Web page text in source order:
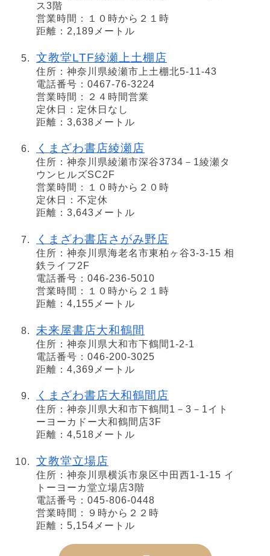
ス3階
営業時間：１０時から２１時
距離：2,189メートル
文教堂LTF綾瀬上土棚店
住所：神奈川県綾瀬市上土棚北5-11-43
電話番号：0467-76-3224
営業時間：２４時間営業
定休日：定休日なし
距離：3,638メートル
くまざわ書店綾瀬店
住所：神奈川県綾瀬市深谷3734－1綾瀬タ
ウンヒルズSC2F
営業時間：１０時から２０時
定休日：不定休
距離：3,643メートル
くまざわ書店さがみ野店
住所：神奈川県海老名市東柏ヶ谷3-3-15 相
鉄ライフ2F
電話番号：046-236-5010
営業時間：１０時から２１時
距離：4,155メートル
未来屋書店大和鶴間
住所：神奈川県大和市下鶴間1-2-1
電話番号：046-200-3025
距離：4,369メートル
くまざわ書店大和鶴間店
住所：神奈川県大和市下鶴間1－3－1イト
ーヨーカドー大和鶴間店3F
距離：4,518メートル
文教堂立場店
住所：神奈川県横浜市泉区中田西1-1-15 イ
トーヨーカ堂立場店3階
電話番号：045-806-0448
営業時間：９時から２２時
距離：5,154メートル